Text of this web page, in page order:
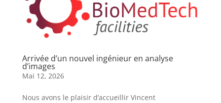
Arrivée d’un nouvel ingénieur en analyse
d’images
Mai 12, 2026
Nous avons le plaisir d’accueillir Vincent